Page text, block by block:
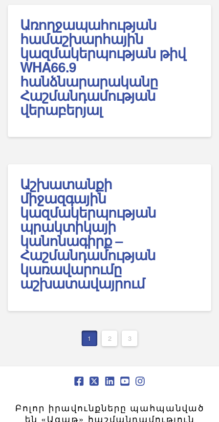
Առողջապահության
համաշխարհային
կազմակերպության թիվ
WHA66.9
հանձնարարականը
Հաշմանդամության
վերաբերյալ
Աշխատանքի
միջազգային
կազմակերպության
պրակտիկայի
կանոնագիրք –
Հաշմանդամության
կառավարումը
աշխատավայրում
1 2 3
Բոլոր իրավունքները պահպանված
են «Ագաթ» հաշմանդամություն